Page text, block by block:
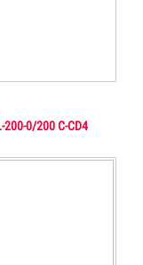
200-0/200 C-CD4